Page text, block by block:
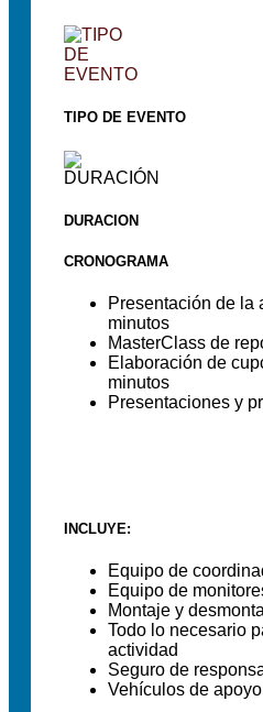
TIPO DE EVENTO
DURACION
CRONOGRAMA
Presentación de la
minutos
MasterClass de
Elaboración de
minutos
Presentaciones y
INCLUYE:
Equipo de
Equipo de
Montaje y
Todo lo necesario
actividad
Seguro de
Vehículos de apoyo